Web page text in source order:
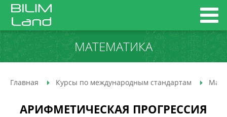
МАТЕМАТИКА
Главная Курсы по международным стандартам
АРИФМЕТИЧЕСКАЯ ПРОГРЕССИЯ